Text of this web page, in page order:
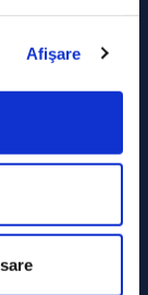
Afişare